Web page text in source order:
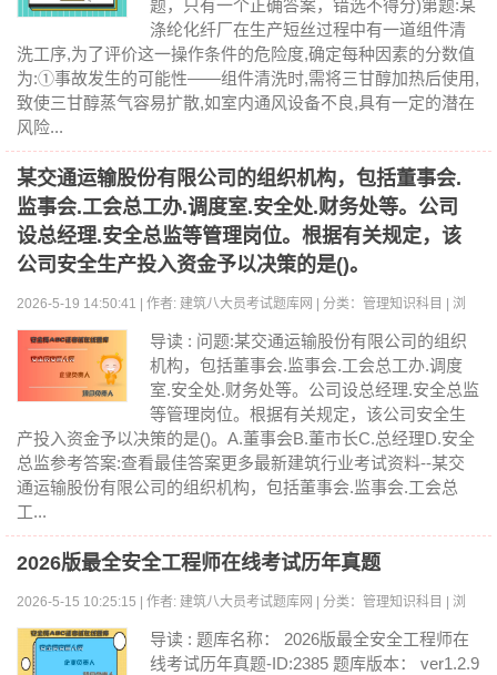
题，只有一个正确答案，错选不得分)第题:某
涤纶化纤厂在生产短丝过程中有一道组件清
洗工序,为了评价这一操作条件的危险度,确定每种因素的分数值
为:①事故发生的可能性——组件清洗时,需将三甘醇加热后使用,
致使三甘醇蒸气容易扩散,如室内通风设备不良,具有一定的潜在
风险...
某交通运输股份有限公司的组织机构，包括董事会.
监事会.工会总工办.调度室.安全处.财务处等。公司
设总经理.安全总监等管理岗位。根据有关规定，该
公司安全生产投入资金予以决策的是()。
2026-5-19 14:50:41 | 作者: 建筑八大员考试题库网 | 分类：管理知识科目 | 浏
览:0
导读 : 问题:某交通运输股份有限公司的组织
机构，包括董事会.监事会.工会总工办.调度
室.安全处.财务处等。公司设总经理.安全总监
等管理岗位。根据有关规定，该公司安全生
产投入资金予以决策的是()。A.董事会B.董市长C.总经理D.安全
总监参考答案:查看最佳答案更多最新建筑行业考试资料--某交
通运输股份有限公司的组织机构，包括董事会.监事会.工会总
工...
2026版最全安全工程师在线考试历年真题
2026-5-15 10:25:15 | 作者: 建筑八大员考试题库网 | 分类：管理知识科目 | 浏
览:0
导读 : 题库名称： 2026版最全安全工程师在
线考试历年真题-ID:2385 题库版本： ver1.2.9